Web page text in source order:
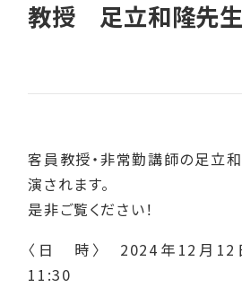
教授 足立和隆先生
客員教授・非常勤講師の足立
演されます。
是非ご覧ください！
〈日 時〉 2024年12月
11:30